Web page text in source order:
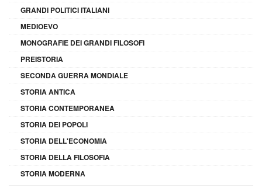
GRANDI POLITICI ITALIANI
MEDIOEVO
MONOGRAFIE DEI GRANDI FILOSOFI
PREISTORIA
SECONDA GUERRA MONDIALE
STORIA ANTICA
STORIA CONTEMPORANEA
STORIA DEI POPOLI
STORIA DELL'ECONOMIA
STORIA DELLA FILOSOFIA
STORIA MODERNA